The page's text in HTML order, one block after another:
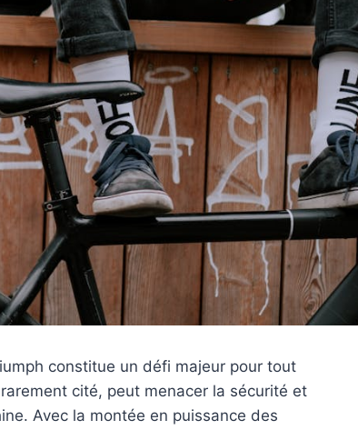
constitue un défi majeur pour tout
cité, peut menacer la sécurité et
Avec la montée en puissance des